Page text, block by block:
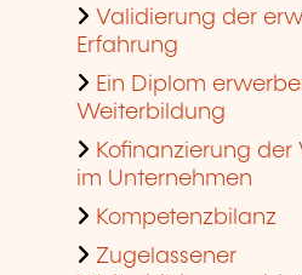
Validierung der
Erfahrung
Ein Diplom
Weiterbildung
Kofinanzierung
im Unternehmen
Kompetenzbilanz
Zugelassener